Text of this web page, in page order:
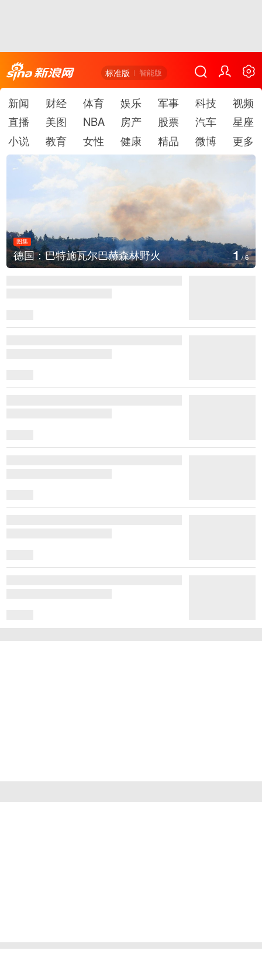
标准版 智能版
新闻 财经 体育 娱乐 军事 科技
视频
直播
美图 NBA 房产 股票 汽车
星座
小说
教育 女性 健康 精品 微博 更多
图集
德国：巴特施瓦尔巴赫森林野火 1/6